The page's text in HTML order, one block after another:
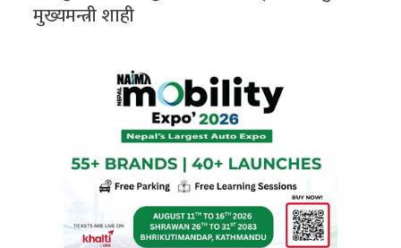
मुख्यमन्त्री शाही